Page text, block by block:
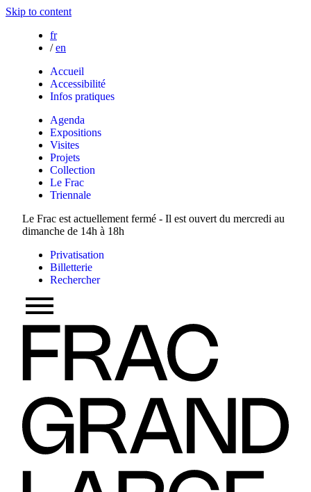
Skip to content
fr
/ en
Accueil
Accessibilité
Infos pratiques
Agenda
Expositions
Visites
Projets
Collection
Le Frac
Triennale
Le Frac est actuellement fermé - Il est ouvert du mercredi au
dimanche de 14h à 18h
Privatisation
Billetterie
Rechercher